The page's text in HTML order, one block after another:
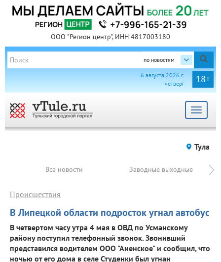
ООО "Регион центр", ИНН 4817003180
по новостям
18+
6 августа 2026 г.
четверг
Toggle
Тула
Все новости Заводные выходные
В Липецкой области подросток угнал автобус
Происшествия
В четвертом часу утра 4 мая в ОВД по Усманскому
району поступил телефонный звонок. Звонивший
представился водителем ООО "Аненское" и сообщил, что
ночью от его дома в селе Студенки был угнан